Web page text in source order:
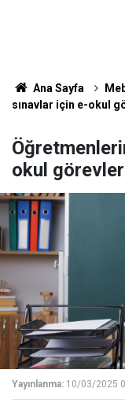
Ana Sayfa
sınavlar için e-okul
okul
Yayınlanma: 10/03/2025